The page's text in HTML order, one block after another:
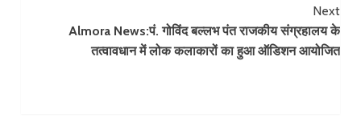
Next
Almora News:पं. गोविंद बल्लभ पंत राजकीय संग्रहालय के
तत्वावधान में लोक कलाकारों का हुआ ऑडिशन आयोजित